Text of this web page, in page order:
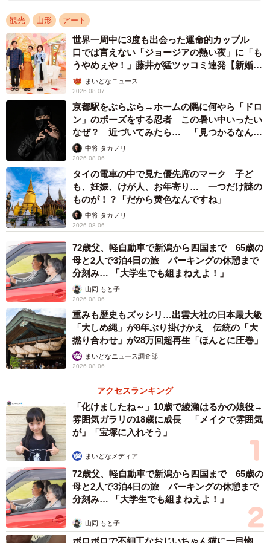
観光 山形 アート
世界一周中に3度も出会った運命的カップル
口では言えない「ジョージアの熱い夜」に「も
うやめぇや！」藤井が猛ツッコミ連発【新婚さ
ん】まいどなニュース
2026.08.07
京都駅をぶらぶら→ホームの隅に何やら「ドロ
ン」のポーズをする忍者 この暑い中いったい
なぜ？ 近づいてみたら… 「見つかるなんて
未熟」中将 タカノリ
2026.08.06
タイの電車の中で見た優先席のマーク 子ど
も、妊娠、けが人、お年寄り… 一つだけ謎の
ものが！？「だから黄色なんですね」
中将 タカノリ
2026.08.06
72歳父、軽自動車で新潟から四国まで 65歳の
母と2人で3泊4日の旅 パーキングの休憩まで
分刻み… 「大学生でも組まねえよ！」
山岡 もと子
2026.08.06
重みも歴史もズッシリ…出雲大社の日本最大級
「大しめ縄」が8年ぶり掛けかえ 伝統の「大
撚り合わせ」が28万回超再生「ほんとに圧巻」
まいどなニュース調査部
2026.08.06
アクセスランキング
「化けましたね～」10歳で綾瀬はるかの娘役→
雰囲気ガラリの18歳に成長 「メイクで雰囲気
が」「宝塚に入れそう」
まいどなメディア
72歳父、軽自動車で新潟から四国まで 65歳の
母と2人で3泊4日の旅 パーキングの休憩まで
分刻み… 「大学生でも組まねえよ！」
山岡 もと子
ボロボロで不細工なおじいちゃん猫に一目惚